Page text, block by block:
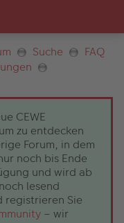
Suche
FAQ
CEWE
zu entdecken
Forum, in dem
noch bis Ende
und wird ab
lesend
registrieren Sie
– wir